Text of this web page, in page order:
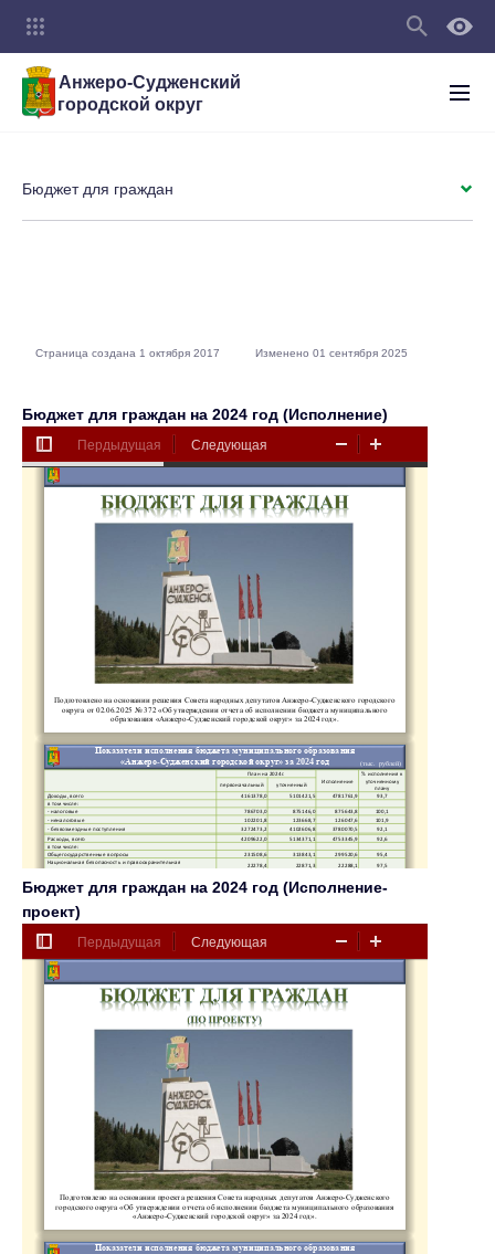
Анжеро-Судженский
городской округ
Бюджет для граждан на 2024 год (Исполнение)
Бюджет для граждан на 2024 год (Исполнение-
проект)
Бюджет для граждан
Страница создана 1 октября 2017 Изменено 01 сентября 2025